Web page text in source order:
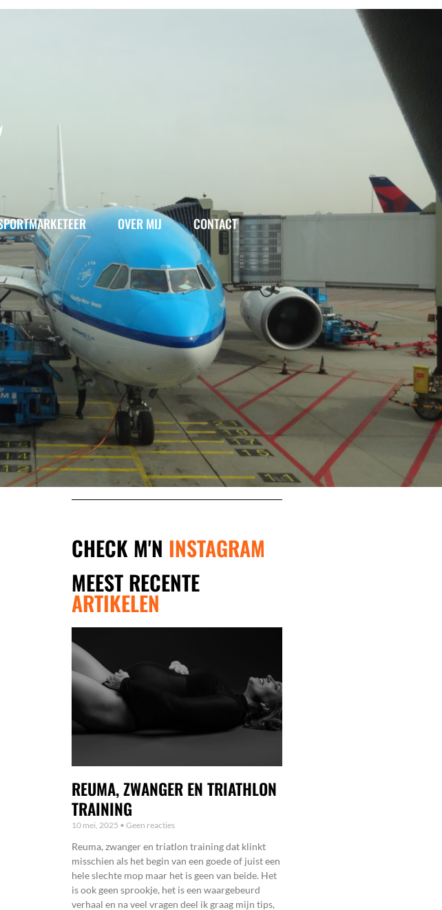
OVER MIJ CONTACT
CHECK M'N INSTAGRAM
MEEST RECENTE
ARTIKELEN
REUMA, ZWANGER EN TRIATHLON
TRAINING
10 mei, 2025 Geen reacties
Reuma, zwanger en triatlon training dat klinkt
misschien als het begin van een goede of juist een
hele slechte mop maar het is geen van beide. Het
is ook geen sprookje, het is een waargebeurd
verhaal en na veel vragen deel ik graag mijn tips,